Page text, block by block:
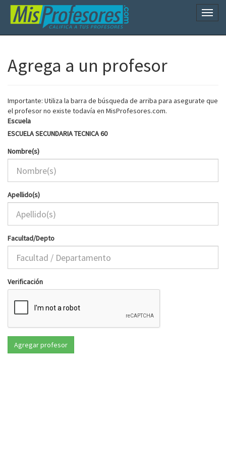
Agrega a un profesor
Importante: Utiliza la barra de búsqueda de arriba para asegurate que
el profesor no existe todavía en MisProfesores.com.
Escuela
ESCUELA SECUNDARIA TECNICA 60
Nombre(s)
Apellido(s)
Facultad/Depto
Verificación